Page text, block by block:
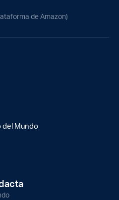
de Amazon)
del Mundo